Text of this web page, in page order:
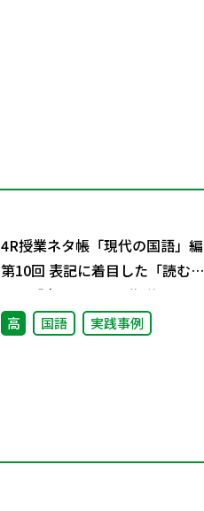
4R授業ネタ帳「現代の国語」編
第10回 表記に着目した「読むこ
と」「書くこと」の指導
高 国語 実践事例